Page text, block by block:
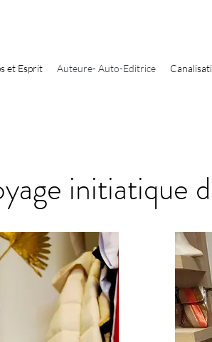
et Esprit Auteure- Auto-Editrice
initiatique